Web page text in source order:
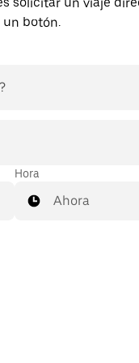
un botón.
Hora
Ahora